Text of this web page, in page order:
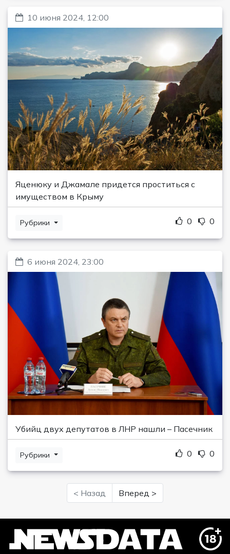
10 июня 2024, 12:00
Яценюку и Джамале придется проститься с
имуществом в Крыму
Рубрики 0 0
6 июня 2024, 23:00
Убийц двух депутатов в ЛНР нашли – Пасечник
Рубрики 0 0
< Назад Вперед >